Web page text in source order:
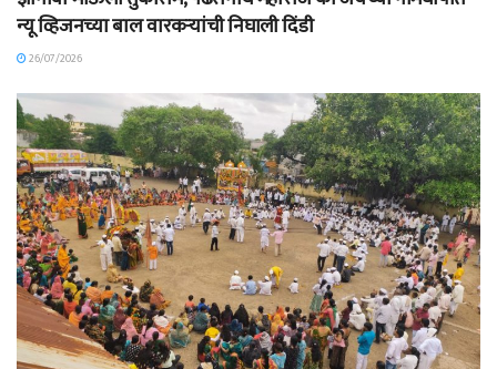
न्यू व्हिजनच्या बाल वारकऱ्यांची निघाली दिंडी
26/07/2026